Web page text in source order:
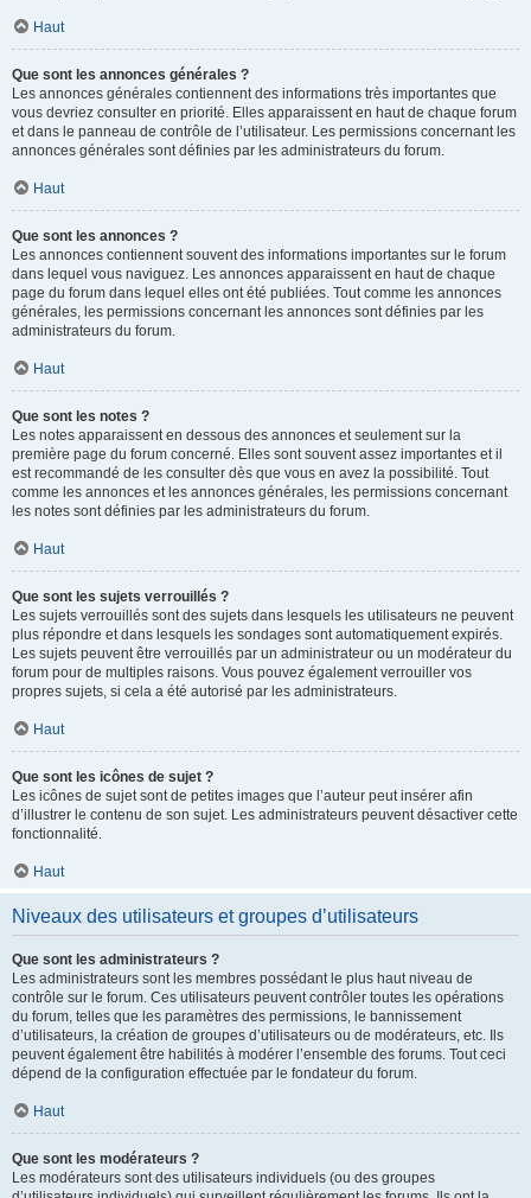
Haut
Que sont les annonces générales ?
Les annonces générales contiennent des informations très importantes que
vous devriez consulter en priorité. Elles apparaissent en haut de chaque forum
et dans le panneau de contrôle de l’utilisateur. Les permissions concernant les
annonces générales sont définies par les administrateurs du forum.
Haut
Que sont les annonces ?
Les annonces contiennent souvent des informations importantes sur le forum
dans lequel vous naviguez. Les annonces apparaissent en haut de chaque
page du forum dans lequel elles ont été publiées. Tout comme les annonces
générales, les permissions concernant les annonces sont définies par les
administrateurs du forum.
Haut
Que sont les notes ?
Les notes apparaissent en dessous des annonces et seulement sur la
première page du forum concerné. Elles sont souvent assez importantes et il
est recommandé de les consulter dès que vous en avez la possibilité. Tout
comme les annonces et les annonces générales, les permissions concernant
les notes sont définies par les administrateurs du forum.
Haut
Que sont les sujets verrouillés ?
Les sujets verrouillés sont des sujets dans lesquels les utilisateurs ne peuvent
plus répondre et dans lesquels les sondages sont automatiquement expirés.
Les sujets peuvent être verrouillés par un administrateur ou un modérateur du
forum pour de multiples raisons. Vous pouvez également verrouiller vos
propres sujets, si cela a été autorisé par les administrateurs.
Haut
Que sont les icônes de sujet ?
Les icônes de sujet sont de petites images que l’auteur peut insérer afin
d’illustrer le contenu de son sujet. Les administrateurs peuvent désactiver cette
fonctionnalité.
Haut
Niveaux des utilisateurs et groupes d’utilisateurs
Que sont les administrateurs ?
Les administrateurs sont les membres possédant le plus haut niveau de
contrôle sur le forum. Ces utilisateurs peuvent contrôler toutes les opérations
du forum, telles que les paramètres des permissions, le bannissement
d’utilisateurs, la création de groupes d’utilisateurs ou de modérateurs, etc. Ils
peuvent également être habilités à modérer l’ensemble des forums. Tout ceci
dépend de la configuration effectuée par le fondateur du forum.
Haut
Que sont les modérateurs ?
Les modérateurs sont des utilisateurs individuels (ou des groupes